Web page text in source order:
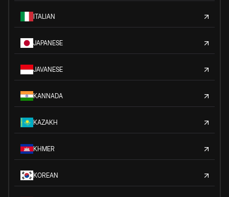
ITALIAN
JAPANESE
JAVANESE
KANNADA
KAZAKH
KHMER
KOREAN